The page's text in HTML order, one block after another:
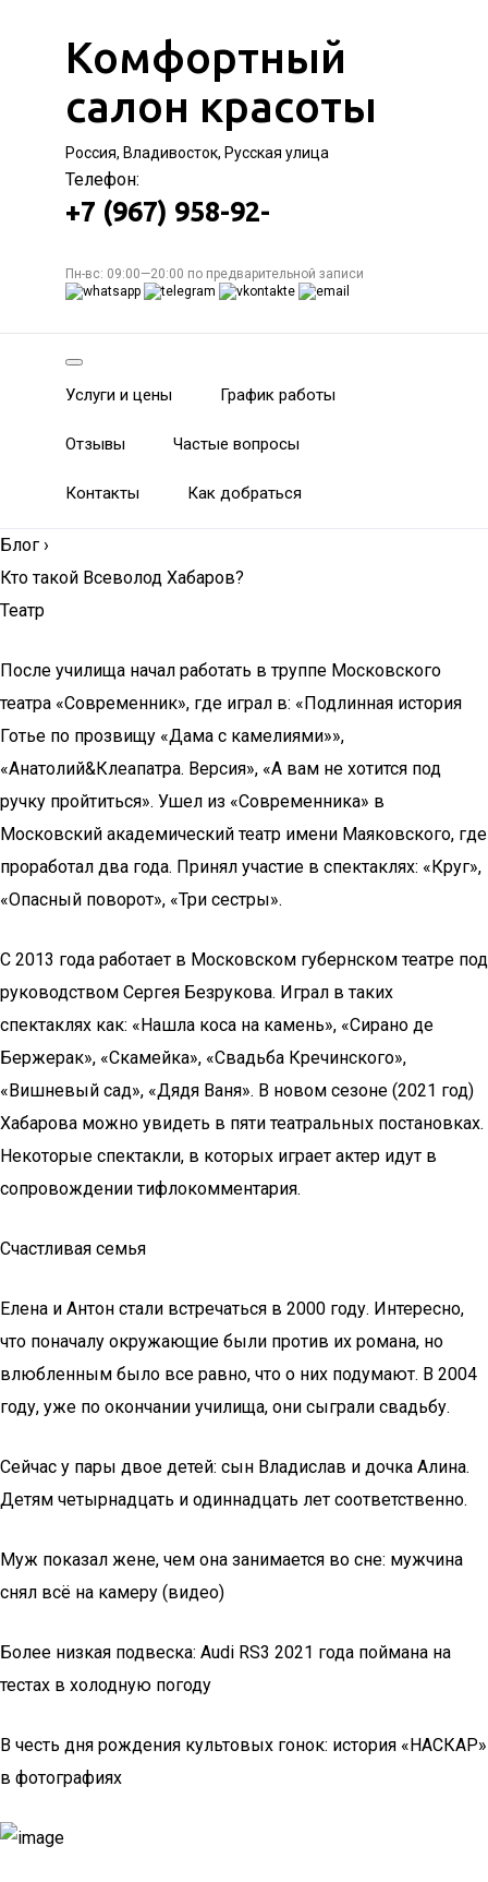
Комфортный
салон красоты
Россия, Владивосток, Русская улица
Телефон:
+7 (967) 958-92-
Пн-вс: 09:00—20:00 по предварительной записи
Услуги и цены График работы
Отзывы Частые вопросы
Контакты Как добраться
Блог ›
Кто такой Всеволод Хабаров?
Театр
После училища начал работать в труппе Московского
театра «Современник», где играл в: «Подлинная история
Готье по прозвищу «Дама с камелиями»»,
«Анатолий&Клеапатра. Версия», «А вам не хотится под
ручку пройтиться». Ушел из «Современника» в
Московский академический театр имени Маяковского, где
проработал два года. Принял участие в спектаклях: «Круг»,
«Опасный поворот», «Три сестры».
С 2013 года работает в Московском губернском театре под
руководством Сергея Безрукова. Играл в таких
спектаклях как: «Нашла коса на камень», «Сирано де
Бержерак», «Скамейка», «Свадьба Кречинского»,
«Вишневый сад», «Дядя Ваня». В новом сезоне (2021 год)
Хабарова можно увидеть в пяти театральных постановках.
Некоторые спектакли, в которых играет актер идут в
сопровождении тифлокомментария.
Счастливая семья
Елена и Антон стали встречаться в 2000 году. Интересно,
что поначалу окружающие были против их романа, но
влюбленным было все равно, что о них подумают. В 2004
году, уже по окончании училища, они сыграли свадьбу.
Сейчас у пары двое детей: сын Владислав и дочка Алина.
Детям четырнадцать и одиннадцать лет соответственно.
Муж показал жене, чем она занимается во сне: мужчина
снял всё на камеру (видео)
Более низкая подвеска: Audi RS3 2021 года поймана на
тестах в холодную погоду
В честь дня рождения культовых гонок: история «НАСКАР»
в фотографиях